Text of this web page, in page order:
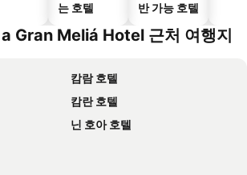
는 호텔
반 가능 호텔
Gran Meliá Hotel 근처 여행지
캄람 호텔
캄란 호텔
닌 호아 호텔